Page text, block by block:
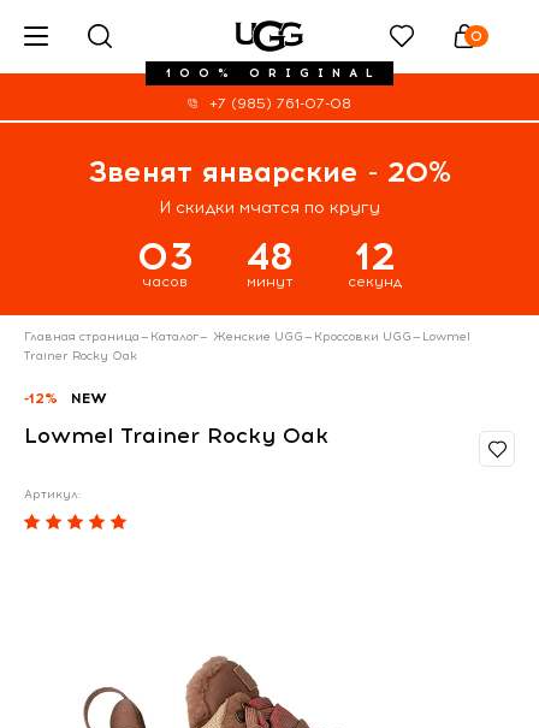
100% ORIGINAL
0
+7 (985) 761-07-08
Звенят январские - 20%
И скидки мчатся по кругу
03
часов
48
минут
12
секунд
Главная страница— Каталог— Женские UGG— Кроссовки UGG— Lowmel
Trainer Rocky Oak
-12% NEW
Lowmel Trainer Rocky Oak
Артикул: